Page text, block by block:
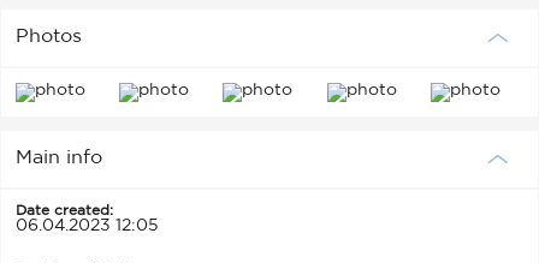
Photos
Main info
Date created:
06.04.2023 12:05